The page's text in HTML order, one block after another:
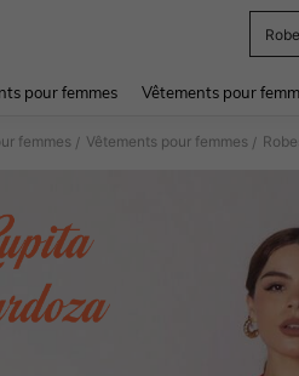
Robe
pour femmes Vêtements pour
femmes / Vêtements pour femmes /